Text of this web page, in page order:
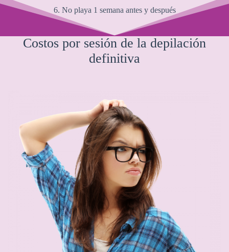
6. No playa 1 semana antes y después
Costos por sesión de la depilación
definitiva